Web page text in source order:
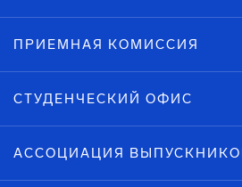
ПРИЕМНАЯ КОМИССИЯ
СТУДЕНЧЕСКИЙ ОФИС
АССОЦИАЦИЯ